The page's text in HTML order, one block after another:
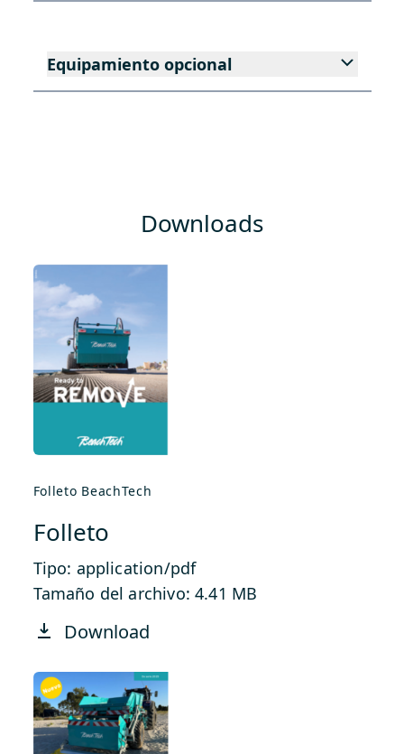
Equipamiento opcional
Downloads
Folleto BeachTech
Folleto
Tipo: application/pdf
Tamaño del archivo: 4.41 MB
Download